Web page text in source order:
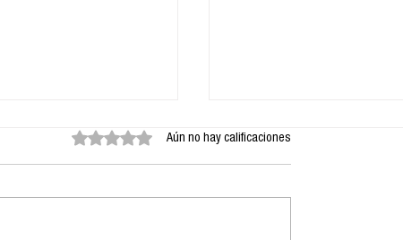
Obtuvo 0 de 5 estrellas.Aún no hay calificaciones